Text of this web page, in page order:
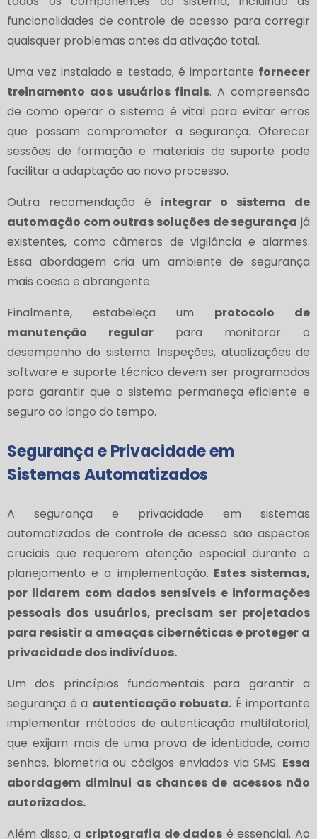
funcionalidades de controle de acesso para corregir
quaisquer problemas antes da ativação total.
Uma vez instalado e testado, é importante fornecer
treinamento aos usuários finais. A compreensão
de como operar o sistema é vital para evitar erros
que possam comprometer a segurança. Oferecer
sessões de formação e materiais de suporte pode
facilitar a adaptação ao novo processo.
Outra recomendação é integrar o sistema de
automação com outras soluções de segurança já
existentes, como câmeras de vigilância e alarmes.
Essa abordagem cria um ambiente de segurança
mais coeso e abrangente.
Finalmente, estabeleça um protocolo de
manutenção regular para monitorar o
desempenho do sistema. Inspeções, atualizações de
software e suporte técnico devem ser programados
para garantir que o sistema permaneça eficiente e
seguro ao longo do tempo.
Segurança e Privacidade em
Sistemas Automatizados
A segurança e privacidade em sistemas
automatizados de controle de acesso são aspectos
cruciais que requerem atenção especial durante o
planejamento e a implementação. Estes sistemas,
por lidarem com dados sensíveis e informações
pessoais dos usuários, precisam ser projetados
para resistir a ameaças cibernéticas e proteger a
privacidade dos indivíduos.
Um dos princípios fundamentais para garantir a
segurança é a autenticação robusta. É importante
implementar métodos de autenticação multifatorial,
que exijam mais de uma prova de identidade, como
senhas, biometria ou códigos enviados via SMS. Essa
abordagem diminui as chances de acessos não
autorizados.
Além disso, a criptografia de dados é essencial. Ao